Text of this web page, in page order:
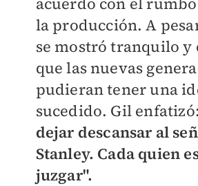
la producción. A
se mostró tranquilo y
que las nuevas
pudieran tener una
sucedido. Gil
dejar descansar al
Stanley. Cada quien
juzgar".